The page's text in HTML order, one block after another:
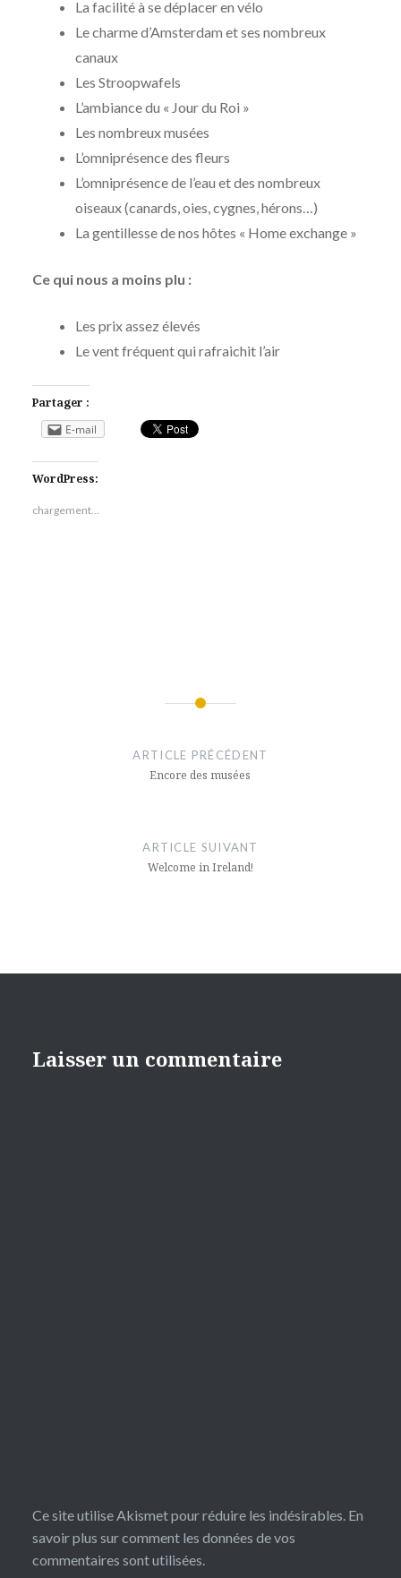
La facilité à se déplacer en vélo
Le charme d’Amsterdam et ses nombreux
canaux
Les Stroopwafels
L’ambiance du « Jour du Roi »
Les nombreux musées
L’omniprésence des fleurs
L’omniprésence de l’eau et des nombreux
oiseaux (canards, oies, cygnes, hérons…)
La gentillesse de nos hôtes « Home exchange »
Ce qui nous a moins plu :
Les prix assez élevés
Le vent fréquent qui rafraichit l’air
Partager :
E-mail
WordPress:
chargement…
ARTICLE PRÉCÉDENT
Encore des musées
ARTICLE SUIVANT
Welcome in Ireland!
Laisser un commentaire
Ce site utilise Akismet pour réduire les indésirables. En
savoir plus sur comment les données de vos
commentaires sont utilisées